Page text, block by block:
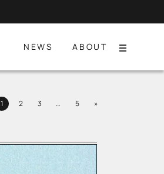
NEWS ABOUT
Menu
Page
1 Page
2 Page
3 … Page
5 »Next